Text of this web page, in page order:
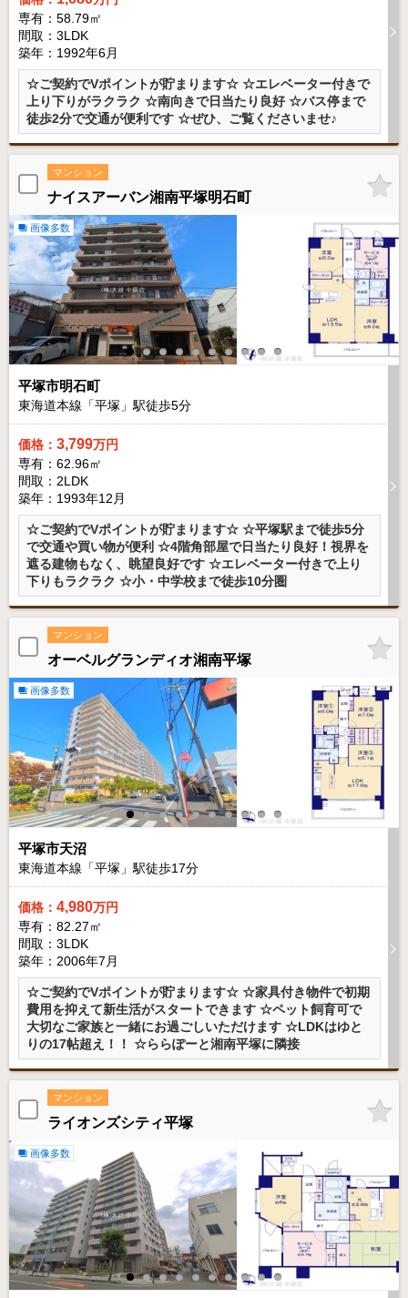
専有：58.79㎡
間取：3LDK
築年：1992年6月
☆ご契約でVポイントが貯まります☆ ☆エレベーター付きで
上り下りがラクラク ☆南向きで日当たり良好 ☆バス停まで
徒歩2分で交通が便利です ☆ぜひ、ご覧くださいませ♪
マンション
ナイスアーバン湘南平塚明石町
画像多数
平塚市明石町
東海道本線「平塚」駅徒歩5分
価格： 3,799万円
専有：62.96㎡
間取：2LDK
築年：1993年12月
☆ご契約でVポイントが貯まります☆ ☆平塚駅まで徒歩5分
で交通や買い物が便利 ☆4階角部屋で日当たり良好！視界を
遮る建物もなく、眺望良好です ☆エレベーター付きで上り
下りもラクラク ☆小・中学校まで徒歩10分圏
マンション
オーベルグランディオ湘南平塚
画像多数
平塚市天沼
東海道本線「平塚」駅徒歩17分
価格： 4,980万円
専有：82.27㎡
間取：3LDK
築年：2006年7月
☆ご契約でVポイントが貯まります☆ ☆家具付き物件で初期
費用を抑えて新生活がスタートできます ☆ペット飼育可で
大切なご家族と一緒にお過ごしいただけます ☆LDKはゆと
りの17帖超え！！ ☆ららぽーと湘南平塚に隣接
マンション
ライオンズシティ平塚
画像多数